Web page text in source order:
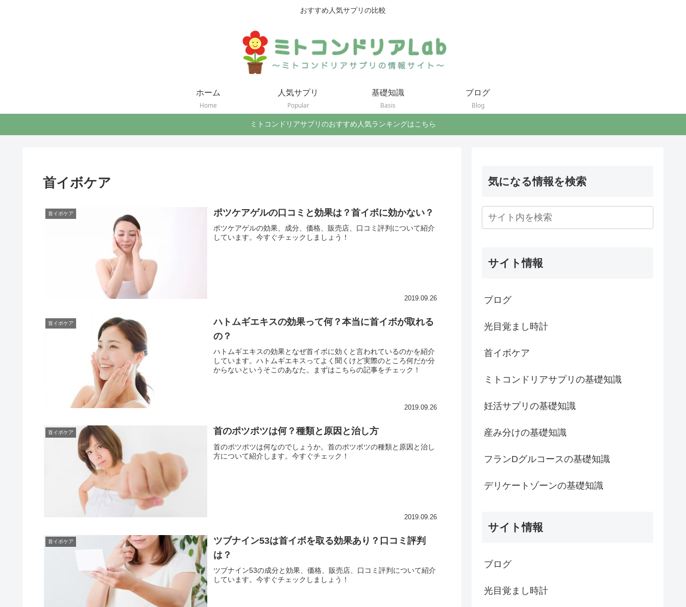
おすすめ人気サプリの比較
ホーム
Home
人気サプリ
Popular
基礎知識
Basis
ブログ
Blog
ミトコンドリアサプリのおすすめ人気ランキングはこちら
首イボケア
首イボケア ポツケアゲルの口コミと効果は？首イボに効かない？
ポツケアゲルの効果、成分、価格、販売店、口コミ評判について紹介
しています。今すぐチェックしましょう！
2019.09.26
首イボケア
ハトムギエキスの効果って何？本当に首イボが取れる
の？
ハトムギエキスの効果となぜ首イボに効くと言われているのかを紹介
しています。ハトムギエキスってよく聞くけど実際のところ何だか分
からないというそこのあなた。まずはこちらの記事をチェック！
2019.09.26
首イボケア 首のポツポツは何？種類と原因と治し方
首のポツポツは何なのでしょうか。首のポツポツの種類と原因と治し
方について紹介します。今すぐチェック！
2019.09.26
首イボケア
ツブナイン53は首イボを取る効果あり？口コミ評判
は？
ツブナイン53の成分と効果、価格、販売店、口コミ評判について紹介
しています。今すぐチェックしましょう！
気になる情報を検索
サイト情報
ブログ
光目覚まし時計
首イボケア
ミトコンドリアサプリの基礎知識
妊活サプリの基礎知識
産み分けの基礎知識
フランDグルコースの基礎知識
デリケートゾーンの基礎知識
サイト情報
ブログ
光目覚まし時計